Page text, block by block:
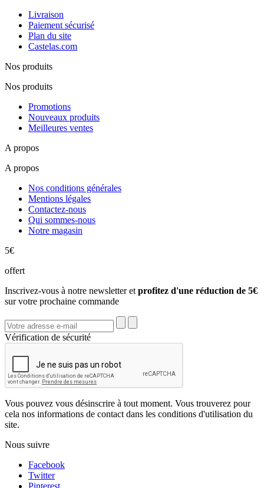
Livraison
Paiement sécurisé
Plan du site
Castelas.com
Nos produits
Nos produits
Promotions
Nouveaux produits
Meilleures ventes
A propos
A propos
Nos conditions générales
Mentions légales
Contactez-nous
Qui sommes-nous
Notre magasin
5€
offert
Inscrivez-vous à notre newsletter et profitez d'une réduction de 5€
sur votre prochaine commande
Vérification de sécurité
Vous pouvez vous désinscrire à tout moment. Vous trouverez pour
cela nos informations de contact dans les conditions d'utilisation du
site.
Nous suivre
Facebook
Twitter
Pinterest